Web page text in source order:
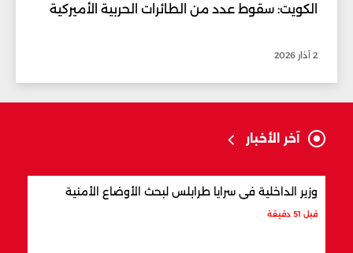
الكويت: سقوط عدد من الطائرات الحربية الأميركية
2 آذار 2026
آخر الأخبار
وزير الداخلية في سرايا طرابلس لبحث الأوضاع الأمنية
قبل 51 دقيقة